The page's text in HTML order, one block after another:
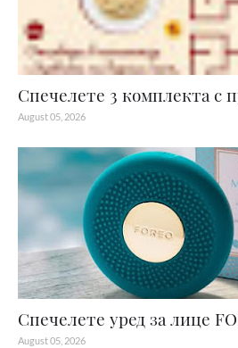
Спечелете 3 комплекта с
August 05, 2026
Спечелете уред за лице
August 05, 2026